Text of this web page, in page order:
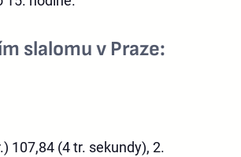
slalomu v Praze:
107,84 (4 tr. sekundy), 2.